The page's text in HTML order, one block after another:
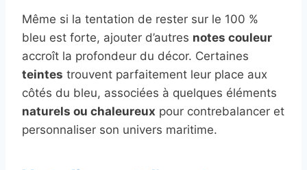
Même si la tentation de rester sur le 100 %
bleu est forte, ajouter d’autres notes couleur
accroît la profondeur du décor. Certaines
teintes trouvent parfaitement leur place aux
côtés du bleu, associées à quelques éléments
naturels ou chaleureux pour contrebalancer et
personnaliser son univers maritime.